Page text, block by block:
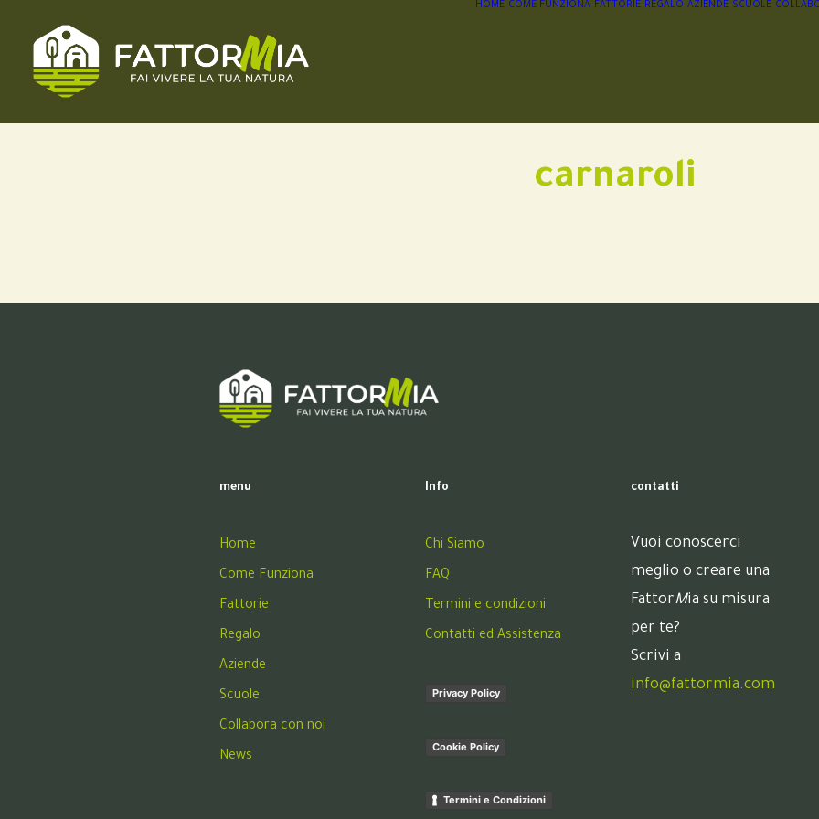
HOME COME FUNZIONA FATTORIE REGALO AZIENDE SCUOLE
carnaroli
menu
Home
Come Funziona
Fattorie
Regalo
Aziende
Scuole
Collabora con noi
News
Info
Chi Siamo
FAQ
Termini e condizioni
Contatti ed Assistenza
Privacy Policy
Cookie Policy
Termini e Condizioni
contatti
Vuoi conoscerci
meglio o creare una
FattorMia su misura
per te?
Scrivi a
info@fattormia.com